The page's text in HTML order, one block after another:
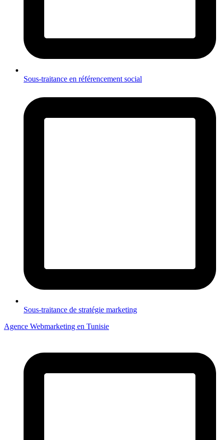
Sous-traitance en référencement social
Sous-traitance de stratégie marketing
Agence Webmarketing en Tunisie